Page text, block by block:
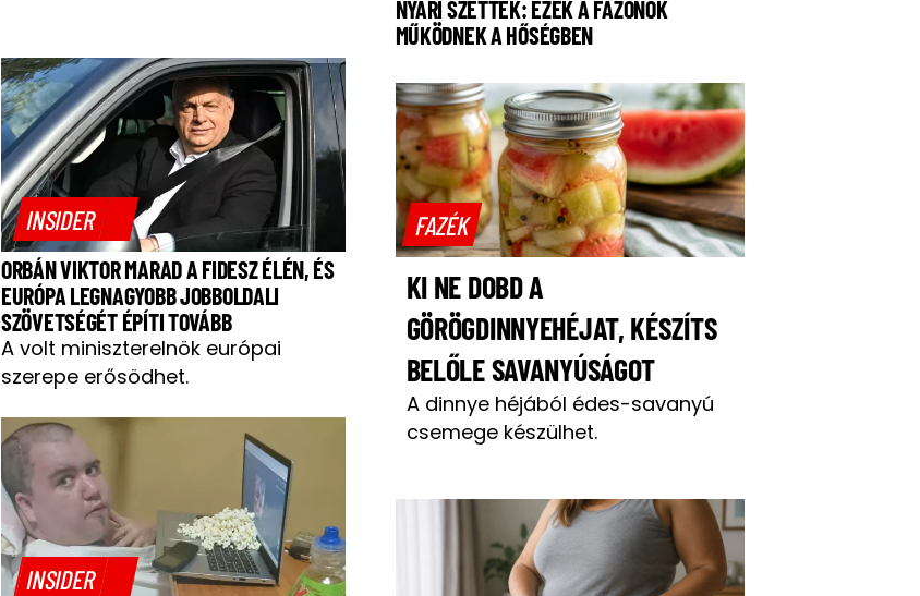
INSIDER
ORBÁN VIKTOR MARAD A FIDESZ ÉLÉN, ÉS
EURÓPA LEGNAGYOBB JOBBOLDALI
SZÖVETSÉGÉT ÉPÍTI TOVÁBB
A volt miniszterelnök európai
szerepe erősödhet.
INSIDER
NYÁRI SZETTEK: EZEK A FAZONOK
MŰKÖDNEK A HŐSÉGBEN
FAZÉK
KI NE DOBD A
GÖRÖGDINNYEHÉJAT, KÉSZÍTS
BELŐLE SAVANYÚSÁGOT
A dinnye héjából édes-savanyú
csemege készülhet.